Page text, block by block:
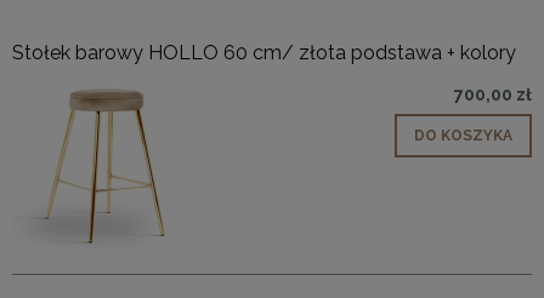
Stołek barowy HOLLO 60 cm/ złota podstawa + kolory
700,00 zł
DO KOSZYKA